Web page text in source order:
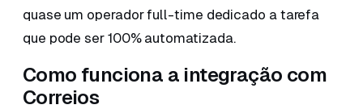
quase um operador full-time dedicado a tarefa
que pode ser 100% automatizada.
Como funciona a integração com
Correios